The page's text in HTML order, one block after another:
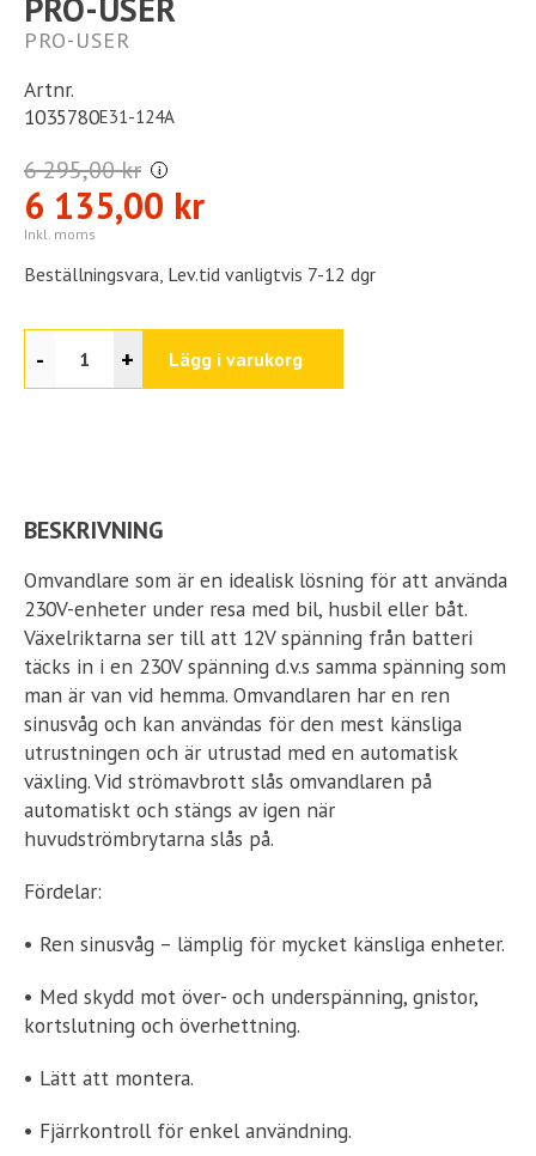
PRO-USER
PRO-USER
Artnr.
1035780E31-124A
6 295,00 kr i
6 135,00 kr
Inkl. moms
Beställningsvara, Lev.tid vanligtvis 7-12 dgr
- + Lägg i varukorg
BESKRIVNING
Omvandlare som är en idealisk lösning för att använda
230V-enheter under resa med bil, husbil eller båt.
Växelriktarna ser till att 12V spänning från batteri
täcks in i en 230V spänning d.v.s samma spänning som
man är van vid hemma. Omvandlaren har en ren
sinusvåg och kan användas för den mest känsliga
utrustningen och är utrustad med en automatisk
växling. Vid strömavbrott slås omvandlaren på
automatiskt och stängs av igen när
huvudströmbrytarna slås på.
Fördelar:
• Ren sinusvåg – lämplig för mycket känsliga enheter.
• Med skydd mot över- och underspänning, gnistor,
kortslutning och överhettning.
• Lätt att montera.
• Fjärrkontroll för enkel användning.